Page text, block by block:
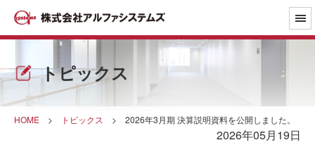
トピックス
HOME > トピックス > 2026年3月期 決算説明資料を公開しました。
2026年05月19日